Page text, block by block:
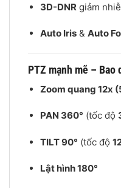
3D-DNRgiảm
Auto Iris& Auto
PTZ mạnh mẽ – Bao
Zoom quang 12x
PAN 360° (tốc độ
TILT 90° (tốc độ
Lật hình 180°